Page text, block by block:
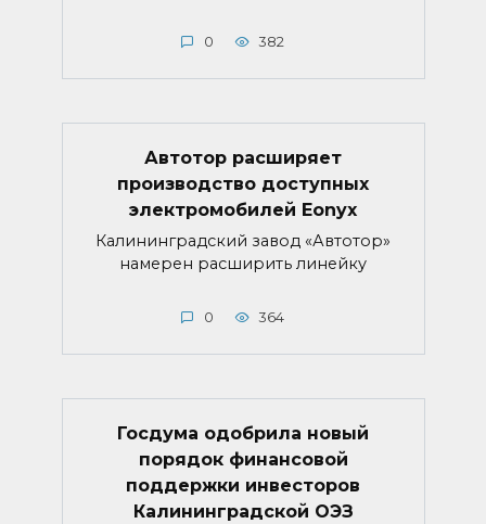
0 382
Автотор расширяет
производство доступных
электромобилей Eonyx
Калининградский завод «Автотор»
намерен расширить линейку
0 364
Госдума одобрила новый
порядок финансовой
поддержки инвесторов
Калининградской ОЭЗ